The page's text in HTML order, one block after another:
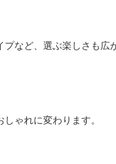
など、選ぶ楽しさも広
ゃれに変わります。